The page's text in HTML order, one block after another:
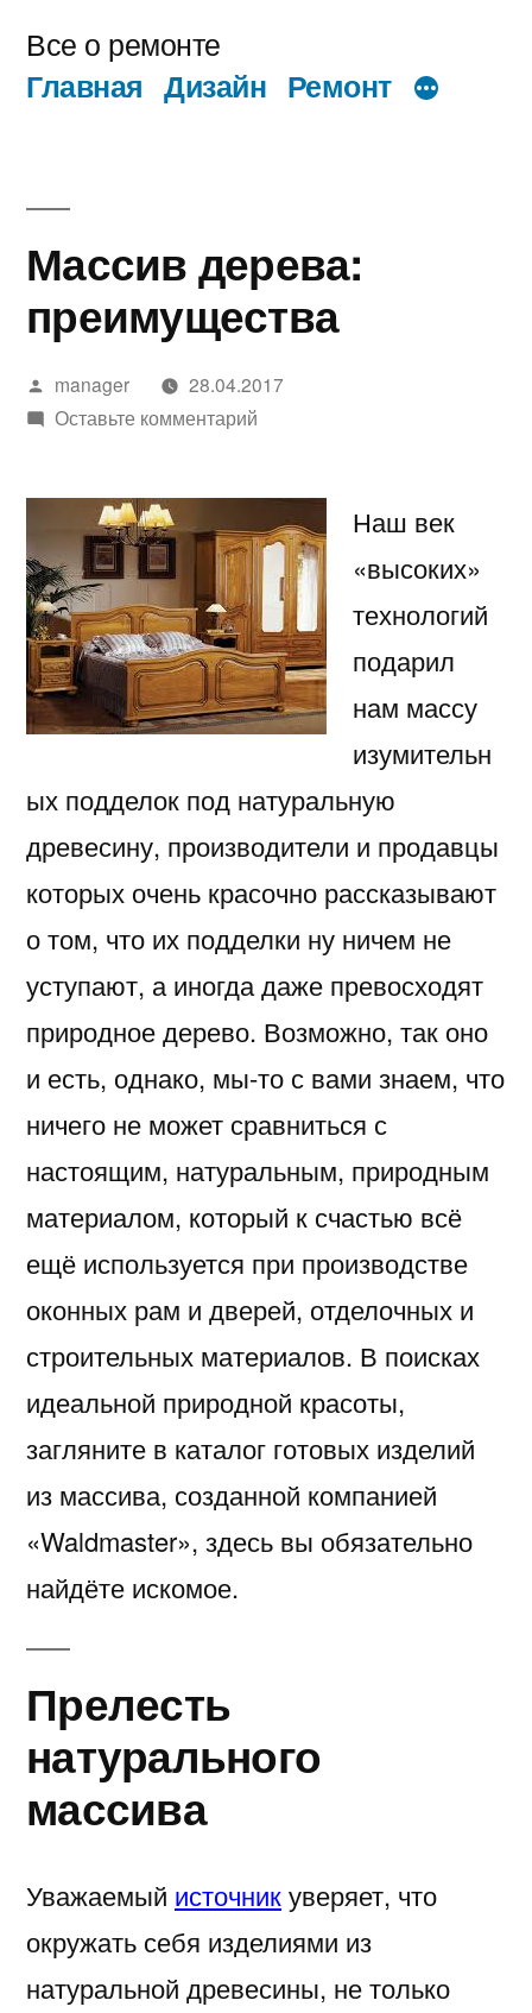
содержимому
Все о ремонте
Главная Дизайн Ремонт
Массив дерева:
преимущества
Написано
автором
manager
28.04.2017
Оставьте комментарийк
преимуществаНаш век
«высоких»
технологий
подарил
нам массу
изумительн
ых подделок под натуральную
древесину, производители и продавцы
которых очень красочно рассказывают
о том, что их подделки ну ничем не
уступают, а иногда даже превосходят
природное дерево. Возможно, так оно
и есть, однако, мы-то с вами знаем, что
ничего не может сравниться с
настоящим, натуральным, природным
материалом, который к счастью всё
ещё используется при производстве
оконных рам и дверей, отделочных и
строительных материалов. В поисках
идеальной природной красоты,
загляните в каталог готовых изделий
из массива, созданной компанией
«Waldmaster», здесь вы обязательно
найдёте искомое.
Прелесть
натурального
массива
Уважаемый источникуверяет, что
окружать себя изделиями из
натуральной древесины, не только